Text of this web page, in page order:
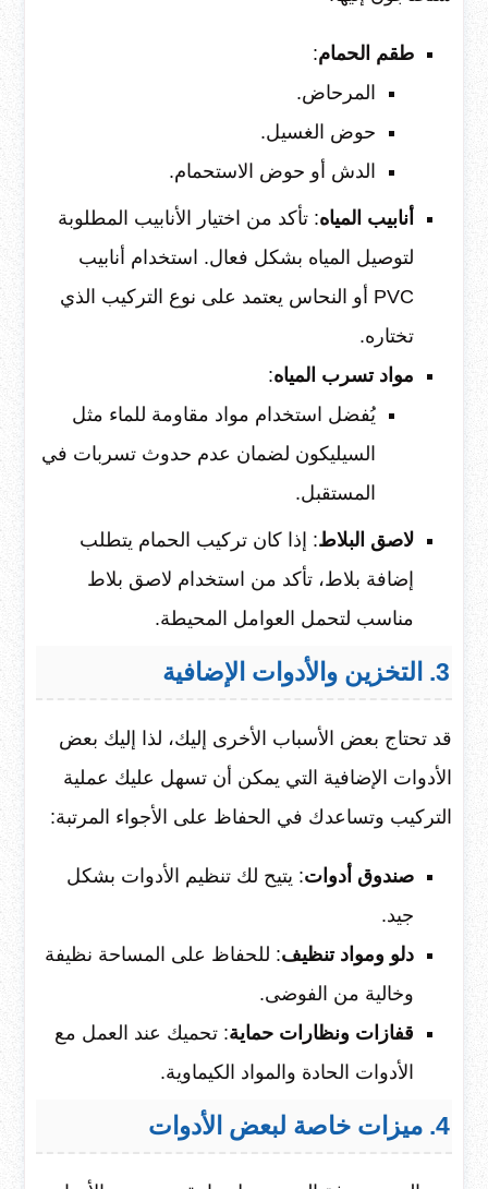
طقم الحمام:
المرحاض.
حوض الغسيل.
الدش أو حوض الاستحمام.
أنابيب المياه: تأكد من اختيار الأنابيب المطلوبة
لتوصيل المياه بشكل فعال. استخدام أنابيب
PVC أو النحاس يعتمد على نوع التركيب الذي
تختاره.
مواد تسرب المياه:
يُفضل استخدام مواد مقاومة للماء مثل
السيليكون لضمان عدم حدوث تسربات في
المستقبل.
لاصق البلاط: إذا كان تركيب الحمام يتطلب
إضافة بلاط، تأكد من استخدام لاصق بلاط
مناسب لتحمل العوامل المحيطة.
3. التخزين والأدوات الإضافية
قد تحتاج بعض الأسباب الأخرى إليك، لذا إليك بعض
الأدوات الإضافية التي يمكن أن تسهل عليك عملية
التركيب وتساعدك في الحفاظ على الأجواء المرتبة:
صندوق أدوات: يتيح لك تنظيم الأدوات بشكل
جيد.
دلو ومواد تنظيف: للحفاظ على المساحة نظيفة
وخالية من الفوضى.
قفازات ونظارات حماية: تحميك عند العمل مع
الأدوات الحادة والمواد الكيماوية.
4. ميزات خاصة لبعض الأدوات